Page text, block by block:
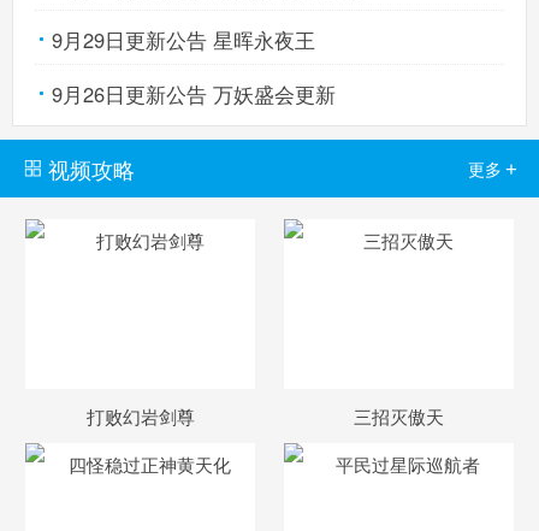
9月29日更新公告 星晖永夜王
9月26日更新公告 万妖盛会更新
视频攻略 更多 +
打败幻岩剑尊 三招灭傲天